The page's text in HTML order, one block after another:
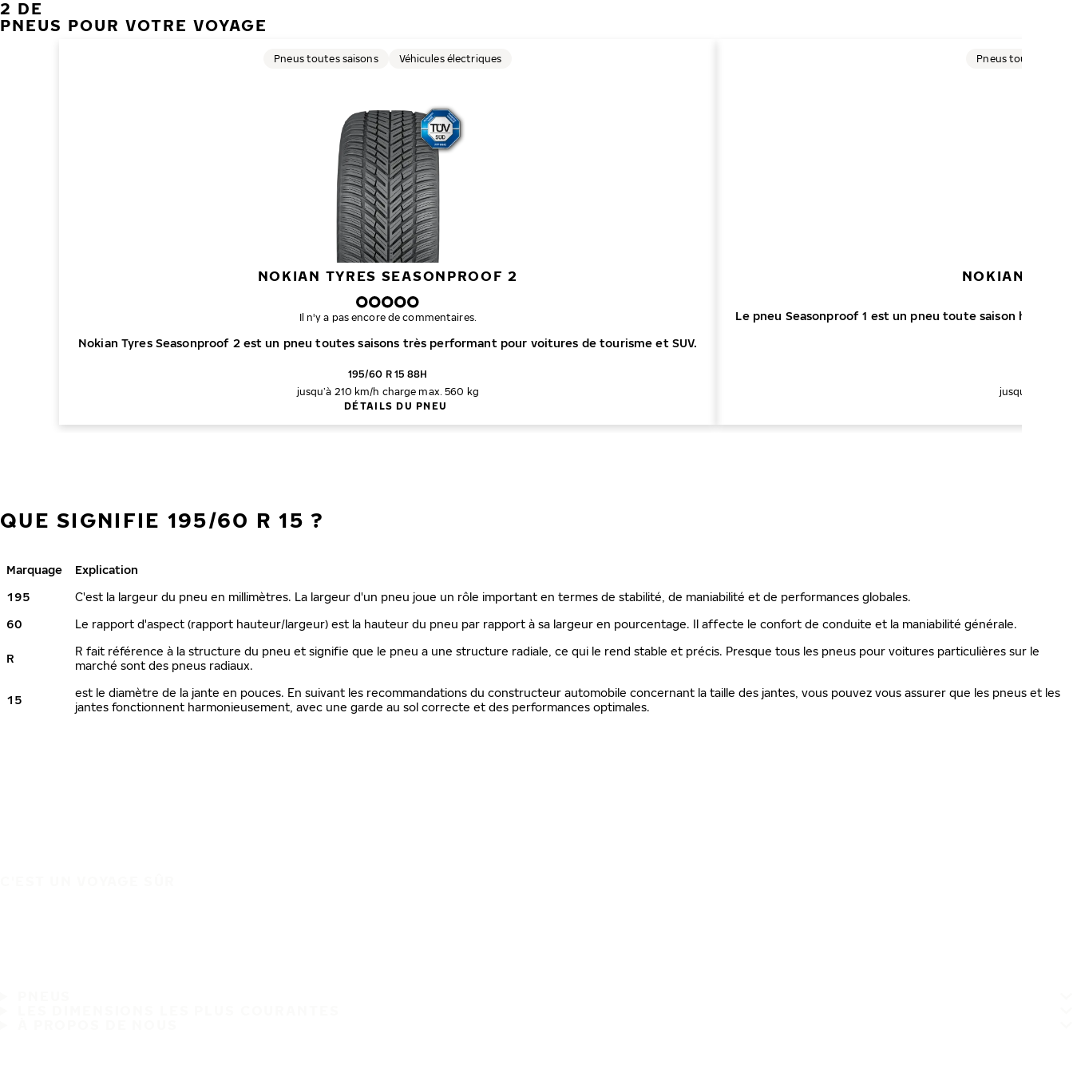
2 DE
PNEUS POUR VOTRE VOYAGE
NOKIAN TYRES SEASONPROOF 2
Nokian Tyres Seasonproof 2 est un pneu toutes saisons très performant pour voitures de tourisme et SUV.
Pneus toutes saisons Véhicules électriques
Il n'y a pas encore de commentaires.
195/60 R 15 88H
jusqu’à 210 km/h charge max. 560 kg
DÉTAILS DU PNEU
NOKIAN
Le pneu Seasonproof 1 est un pneu toute saison haut de
Pneus toutes
jusqu’à 210
QUE SIGNIFIE 195/60 R 15 ?
Marquage
Explication
195
C'est la largeur du pneu en millimètres. La largeur d'un pneu joue un rôle important en termes de stabilité, de maniabilité et de performances globales.
60
Le rapport d'aspect (rapport hauteur/largeur) est la hauteur du pneu par rapport à sa largeur en pourcentage. Il affecte le confort de conduite et la maniabilité générale.
R
R fait référence à la structure du pneu et signifie que le pneu a une structure radiale, ce qui le rend stable et précis. Presque tous les pneus pour voitures particulières sur le
marché sont des pneus radiaux.
15
est le diamètre de la jante en pouces. En suivant les recommandations du constructeur automobile concernant la taille des jantes, vous pouvez vous assurer que les pneus et les
jantes fonctionnent harmonieusement, avec une garde au sol correcte et des performances optimales.